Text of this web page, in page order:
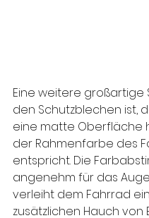
Eine weitere großartige
den Schutzblechen ist,
eine matte Oberfläche
der Rahmenfarbe des
entspricht. Die
angenehm für das
verleiht dem Fahrrad
zusätzlichen Hauch von